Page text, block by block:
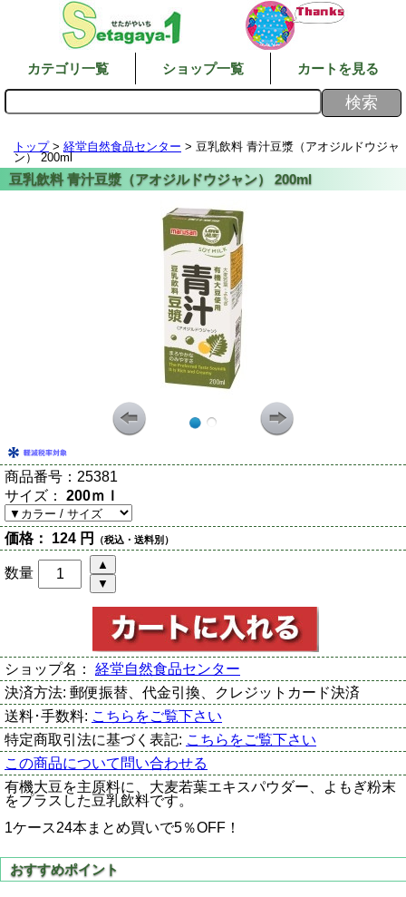
カテゴリ一覧 ショップ一覧 カートを見る
トップ> 経堂自然食品センター > 豆乳飲料 青汁豆漿（アオジルドウジャ
ン） 200ml
商品番号： 25381
サイズ： 200ｍｌ
価格： 124 円 （税込・送料別）
数量
ショップ名： 経堂自然食品センター
決済方法: 郵便振替、代金引換、クレジットカード決済
送料･手数料: こちらをご覧下さい
特定商取引法に基づく表記: こちらをご覧下さい
この商品について問い合わせる
有機大豆を主原料に、大麦若葉エキスパウダー、よもぎ粉末
をプラスした豆乳飲料です。
1ケース24本まとめ買いで5％OFF！